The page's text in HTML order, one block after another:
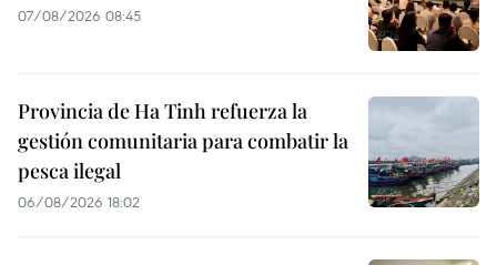
07/08/2026 08:45
Provincia de Ha Tinh refuerza la
gestión comunitaria para combatir la
pesca ilegal
06/08/2026 18:02